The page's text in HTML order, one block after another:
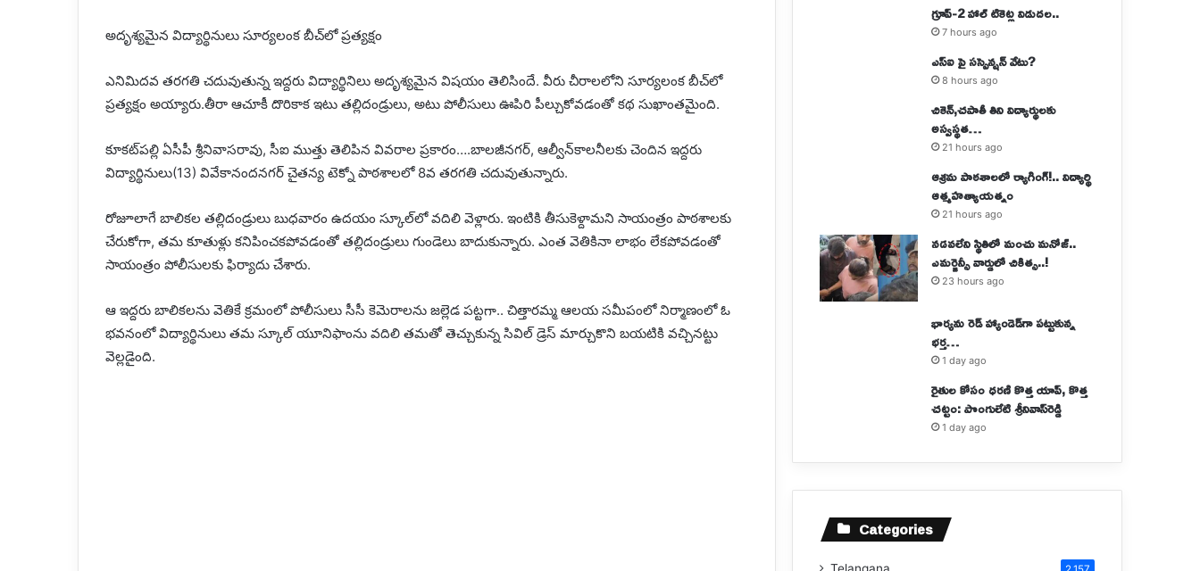
అదృశ్యమైన విద్యార్థినులు సూర్యలంక బీచ్​లో ప్రత్యక్షం
ఎనిమిదవ తరగతి చదువుతున్న ఇద్దరు విద్యార్థినిలు అదృశ్యమైన విషయం తెలిసిందే. వీరు చీరాలలోని సూర్యలంక బీచ్​లో
ప్రత్యక్షం అయ్యారు.తీరా ఆచూకీ దొరికాక ఇటు తల్లిదండ్రులు, అటు పోలీసులు ఊపిరి పీల్చుకోవడంతో కథ సుఖాంతమైంది.
కూకట్‌పల్లి ఏసీపీ శ్రీనివాసరావు, సీఐ ముత్తు తెలిపిన వివరాల ప్రకారం….బాలజీనగర్‌, ఆల్వీన్‌కాలనీలకు చెందిన ఇద్దరు
విద్యార్థినులు(13) వివేకానందనగర్‌ చైతన్య టెక్నో పాఠశాలలో 8వ తరగతి చదువుతున్నారు.
రోజూలాగే బాలికల తల్లిదండ్రులు బుధవారం ఉదయం స్కూల్‌లో వదిలి వెళ్లారు. ఇంటికి తీసుకెళ్దామని సాయంత్రం పాఠశాలకు
చేరుకోగా, తమ కూతుళ్లు కనిపించకపోవడంతో తల్లిదండ్రులు గుండెలు బాదుకున్నారు. ఎంత వెతికినా లాభం లేకపోవడంతో
సాయంత్రం పోలీసులకు ఫిర్యాదు చేశారు.
ఆ ఇద్దరు బాలికలను వెతికే క్రమంలో పోలీసులు సీసీ కెమెరాలను జల్లెడ పట్టగా.. చిత్తారమ్మ ఆలయ సమీపంలో నిర్మాణంలో ఓ
భవనంలో విద్యార్థినులు తమ స్కూల్‌ యూనిఫాంను వదిలి తమతో తెచ్చుకున్న సివిల్‌ డ్రెస్‌ మార్చుకొని బయటికి వచ్చినట్టు
వెల్లడైంది.
గ్రూప్-2 హాల్ టికెట్ల విడుదల..
7 hours ago
ఎస్ఐ పై సస్పెన్షన్ వేటు?
8 hours ago
చికెన్,చపాతీ తిని విద్యార్థులకు
అస్వస్థత…
21 hours ago
ఆశ్రమ పాఠశాలలో ర్యాగింగ్‌!.. విద్యార్థి
ఆత్మహత్యాయత్నం
21 hours ago
నడవలేని స్థితిలో మంచు మనోజ్‌..
ఎమర్జెన్సీ వార్డులో చికిత్స..!
23 hours ago
భార్యను రెడ్ హ్యాండెడ్‌గా పట్టుకున్న
భర్త…
1 day ago
రైతుల కోసం ధరణి కొత్త యాప్‌, కొత్త
చట్టం: పొంగులేటి శ్రీనివాస్‌రెడ్డి
1 day ago
Categories